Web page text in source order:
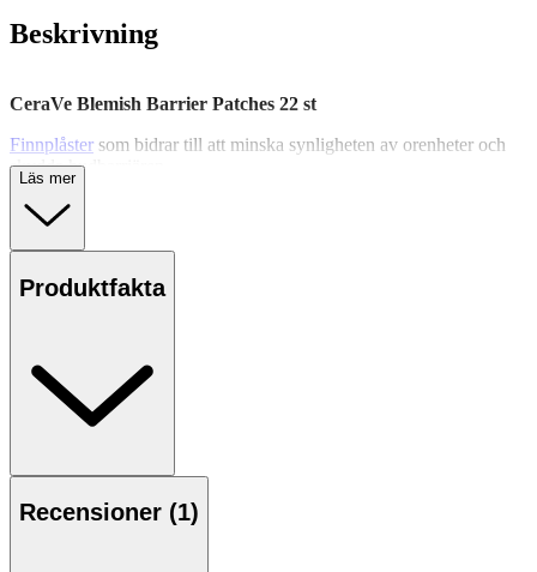
Beskrivning
CeraVe Blemish Barrier Patches 22 st
Finnplåster som bidrar till att minska synligheten av orenheter och
skydda hudbarriären.
CeraVe Blemish Control Barrier Patches är tunna plåster som hjälper
till att reducera synligheten av orenheter och överskottstalg. De är
utvecklade för att skydda hudbarriären och innehåller tre essentiella
Egenskaper
· Hjälper till att minska storlek och rodnad på orenheter
Läs mer
Produktfakta
Recensioner (1)